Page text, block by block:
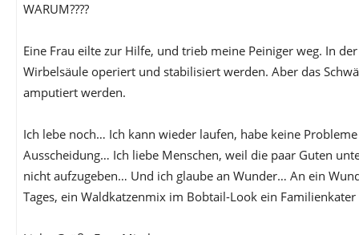
WARUM????
Eine Frau eilte zur Hilfe, und trieb meine Peiniger weg. In
Wirbelsäule operiert und stabilisiert werden. Aber das
amputiert werden.
Ich lebe noch… Ich kann wieder laufen, habe keine
Ausscheidung… Ich liebe Menschen, weil die paar Guten
nicht aufzugeben… Und ich glaube an Wunder… An ein
Tages, ein Waldkatzenmix im Bobtail-Look ein